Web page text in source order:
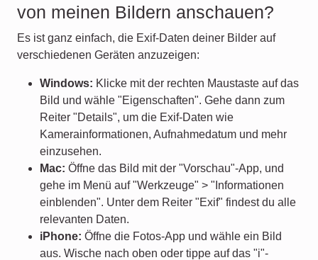
von meinen Bildern anschauen?
Es ist ganz einfach, die Exif-Daten deiner Bilder auf
verschiedenen Geräten anzuzeigen:
Windows: Klicke mit der rechten Maustaste auf das
Bild und wähle "Eigenschaften". Gehe dann zum
Reiter "Details", um die Exif-Daten wie
Kamerainformationen, Aufnahmedatum und mehr
einzusehen.
Mac: Öffne das Bild mit der "Vorschau"-App, und
gehe im Menü auf "Werkzeuge" > "Informationen
einblenden". Unter dem Reiter "Exif" findest du alle
relevanten Daten.
iPhone: Öffne die Fotos-App und wähle ein Bild
aus. Wische nach oben oder tippe auf das "i"-